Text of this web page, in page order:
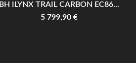
BH ILYNX TRAIL CARBON EC86...
5 799,90 €